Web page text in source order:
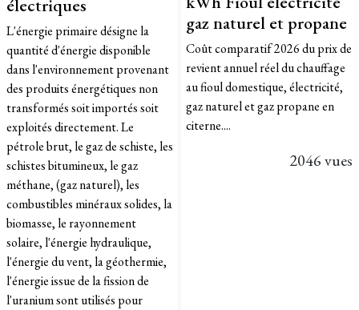
électriques
L'énergie primaire désigne la
quantité d'énergie disponible
dans l'environnement provenant
des produits énergétiques non
transformés soit importés soit
exploités directement. Le
pétrole brut, le gaz de schiste, les
schistes bitumineux, le gaz
méthane, (gaz naturel), les
combustibles minéraux solides, la
biomasse, le rayonnement
solaire, l'énergie hydraulique,
l'énergie du vent, la géothermie,
l'énergie issue de la fission de
l'uranium sont utilisés pour
gaz naturel et propane
Coût comparatif 2026 du prix de
revient annuel réel du chauffage
au fioul domestique, électricité,
gaz naturel et gaz propane en
citerne....
2046 vues